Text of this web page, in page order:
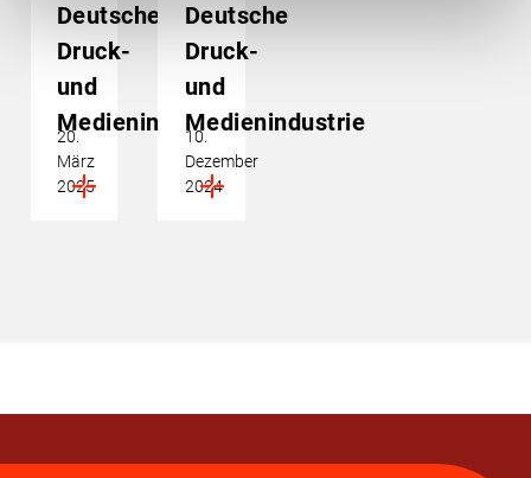
Deutsche
Druck-
und
Medienindustrie
20.
März
2025
Deutsche
Druck-
und
Medienindustrie
10.
Dezember
2024